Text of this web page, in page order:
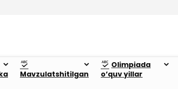
Mavzulatshitilgan
Olimpiada
o’quv yillar